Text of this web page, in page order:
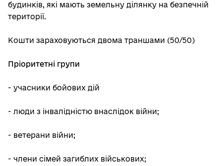
будинків, які мають земельну ділянку на безпечній
території.
Кошти зараховуються двома траншами (50/50)
Пріоритетні групи
- учасники бойових дій
- люди з інвалідністю внаслідок війни;
- ветерани війни;
- члени сімей загиблих військових;